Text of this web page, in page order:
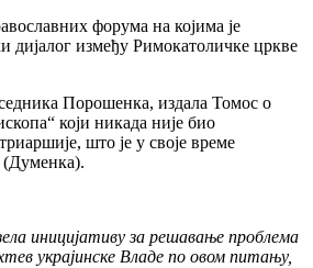
форума на којима је
дијалог између Римокатоличке цркве
Порошенка, издала Томос о
који никада није био
што је у своје време
(Думенкa).
иницијативу за решавање проблема
украјинске Владе по овом питању,